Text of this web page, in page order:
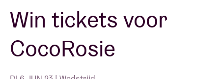
BRDCST
ABtv
Win tickets voor
CocoRosie